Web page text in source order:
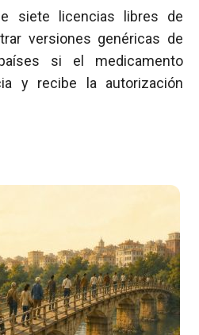
siete licencias libres de
versiones genéricas de
si el medicamento
y recibe la autorización